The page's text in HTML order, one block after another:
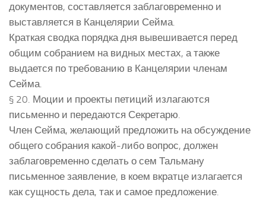
документов, составляется заблаговременно и
выставляется в Канцелярии Сейма.
Краткая сводка порядка дня вывешивается перед
общим собранием на видных местах, а также
выдается по требованию в Канцелярии членам
Сейма.
§ 20. Моции и проекты петиций излагаются
письменно и передаются Секретарю.
Член Сейма, желающий предложить на обсуждение
общего собрания какой-либо вопрос, должен
заблаговременно сделать о сем Тальману
письменное заявление, в коем вкратце излагается
как сущность дела, так и самое предложение.